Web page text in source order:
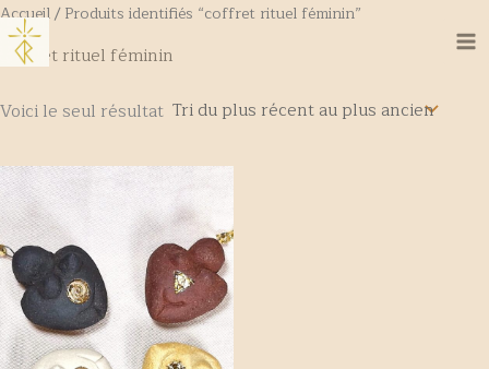
Aller
au
contenu
Accueil/ Produits identifiés “coffret rituel féminin”
coffret rituel féminin
Voici le seul résultat